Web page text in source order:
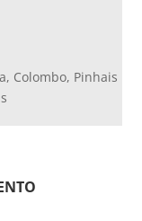
Colombo, Pinhais